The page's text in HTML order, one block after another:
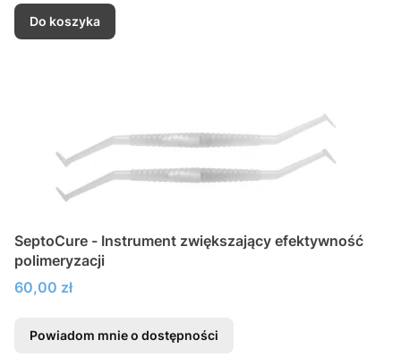
Do koszyka
SeptoCure - Instrument zwiększający efektywność
polimeryzacji
Cena
60,00 zł
Powiadom mnie o dostępności